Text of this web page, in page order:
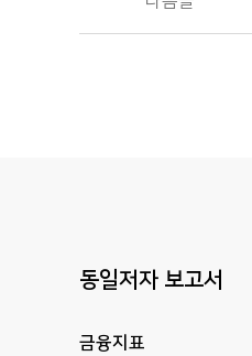
동일저자 보고서
금융지표